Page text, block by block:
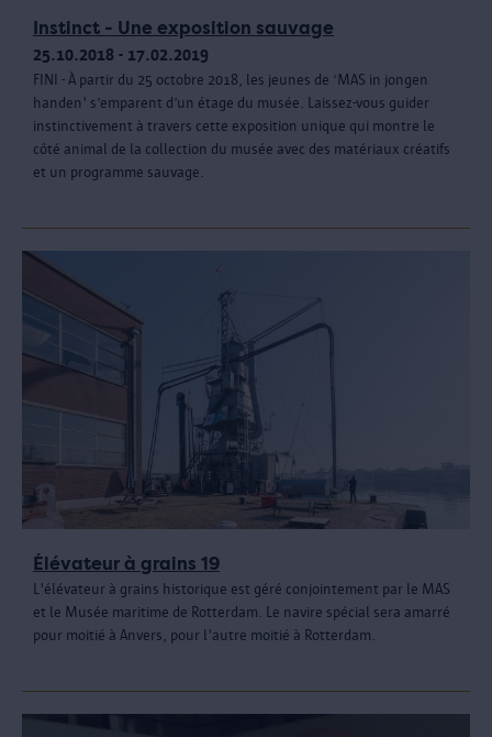
Instinct - Une exposition sauvage
25.10.2018 - 17.02.2019
FINI - À partir du 25 octobre 2018, les jeunes de ‘MAS in jongen
handen' s’emparent d’un étage du musée. Laissez-vous guider
instinctivement à travers cette exposition unique qui montre le
côté animal de la collection du musée avec des matériaux créatifs
et un programme sauvage.
Élévateur à grains 19
L'élévateur à grains historique est géré conjointement par le MAS
et le Musée maritime de Rotterdam. Le navire spécial sera amarré
pour moitié à Anvers, pour l'autre moitié à Rotterdam.